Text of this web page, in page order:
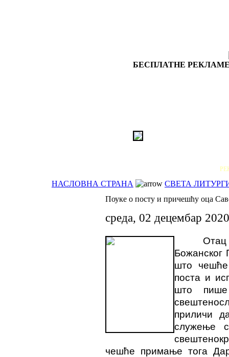
БЕСПЛАТНЕ
НАСЛОВНА СТРАНА
СВЕТА
Поуке о посту и причешћу оца
среда, 02 децембар 2020
што
поста и
што
приличи
служење
чешће примање тога